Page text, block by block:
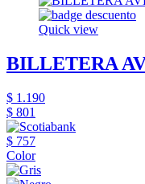
Quick view
BILLETERA
$ 1.190
$ 801
$ 757
Color